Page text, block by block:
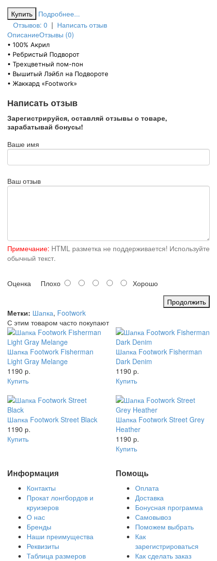
Подробнее...
Отзывов: 0 | Написать отзыв
ОписаниеОтзывы (0)
• 100% Акрил
• Ребристый Подворот
• Трехцветный пом-пон
• Вышитый Лэйбл на Подвороте
• Жаккард «Footwork»
Написать отзыв
Зарегистрируйся, оставляй отзывы о товаре,
зарабатывай бонусы!
Ваше имя
Ваш отзыв
Примечание: HTML разметка не поддерживается! Используйте
обычный текст.
Оценка Плохо
Хорошо
Продолжить
Метки: Шапка, Footwork
С этим товаром часто покупают
Шапка Footwork Fisherman
Light Gray Melange
1190 р.
Купить
Шапка Footwork Fisherman
Dark Denim
1190 р.
Купить
Шапка Footwork Street Black
1190 р.
Купить
Шапка Footwork Street Grey
Heather
1190 р.
Купить
Информация
Контакты
Прокат лонгбордов и
круизеров
О нас
Бренды
Наши преимущества
Реквизиты
Таблица размеров
Помощь
Оплата
Доставка
Бонусная программа
Самовывоз
Поможем выбрать
Как
зарегистрироваться
Как сделать заказ